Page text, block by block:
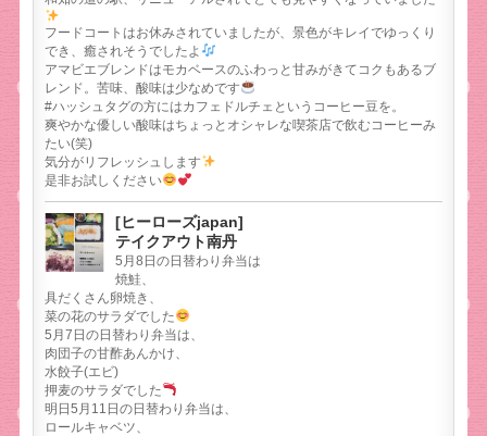
フードコートはお休みされていましたが、景色がキレイでゆっくり
でき、癒されそうでしたよ
アマビエブレンドはモカベースのふわっと甘みがきてコクもあるブ
レンド。苦味、酸味は少なめです
#ハッシュタグの方にはカフェドルチェというコーヒー豆を。
爽やかな優しい酸味はちょっとオシャレな喫茶店で飲むコーヒーみ
たい(笑)
気分がリフレッシュします
是非お試しください
[ヒーローズjapan]
テイクアウト南丹
5月8日の日替わり弁当は
焼鮭、
具だくさん卵焼き、
菜の花のサラダでした
5月7日の日替わり弁当は、
肉団子の甘酢あんかけ、
水餃子(エビ)
押麦のサラダでした
明日5月11日の日替わり弁当は、
ロールキャベツ、